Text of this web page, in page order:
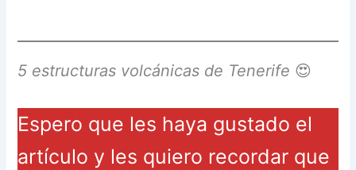
5 estructuras volcánicas de Tenerife 😍
Espero que les haya gustado el
artículo y les quiero recordar que